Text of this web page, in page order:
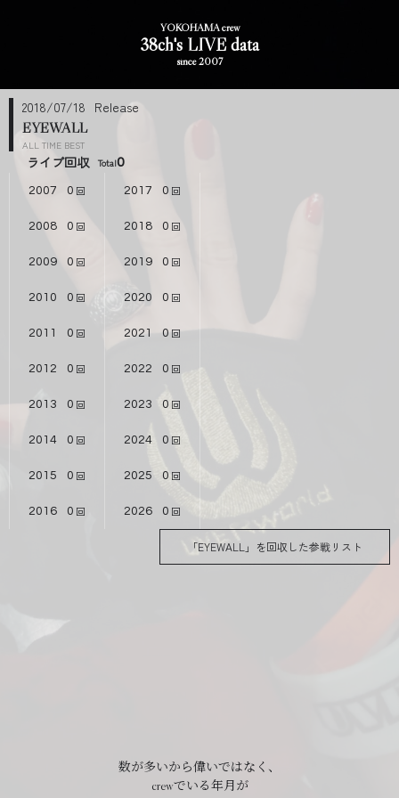
YOKOHAMA crew
38ch's LIVE data
since 2007
2018/07/18
EYEWALL
ALL TIME BEST
ライブ回収 0
2007 0
2008 0
2009 0
2010 0
2011 0
2012 0
2013 0
2014 0
2015 0
2016 0
2017 0
2018 0
2019 0
2020 0
2021 0
2022 0
2023 0
2024 0
2025 0
2026 0
「EYEWALL」を回収した参戦リスト
数が多いから偉いではなく、
crewでいる年月が